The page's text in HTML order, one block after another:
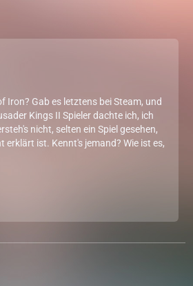
Iron? Gab es letztens bei Steam, und
Kings II Spieler dachte ich, ich
nicht, selten ein Spiel gesehen,
erklärt ist. Kennt's jemand? Wie ist es,